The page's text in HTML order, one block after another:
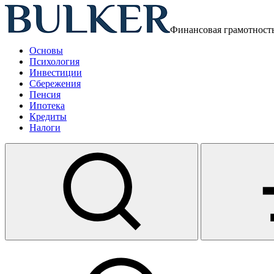
Финансовая
Основы
Психология
Инвестиции
Сбережения
Пенсия
Ипотека
Кредиты
Налоги